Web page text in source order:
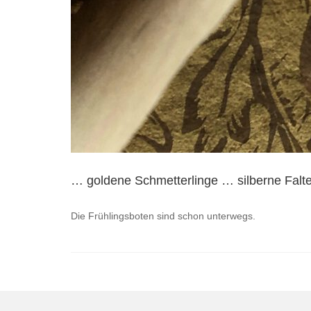
… goldene Schmetterlinge … silberne
Die Frühlingsboten sind schon unterwegs.